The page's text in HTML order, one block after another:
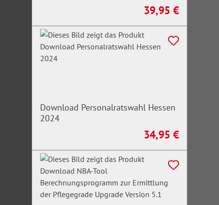
Regulärer Preis:
39,95 €
Download Personalratswahl Hessen
2024
Regulärer Preis:
34,95 €